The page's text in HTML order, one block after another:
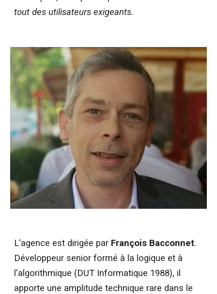
tout des utilisateurs exigeants.
L'agence est dirigée par François Bacconnet.
Développeur senior formé à la logique et à
l'algorithmique (DUT Informatique 1988), il
apporte une amplitude technique rare dans le